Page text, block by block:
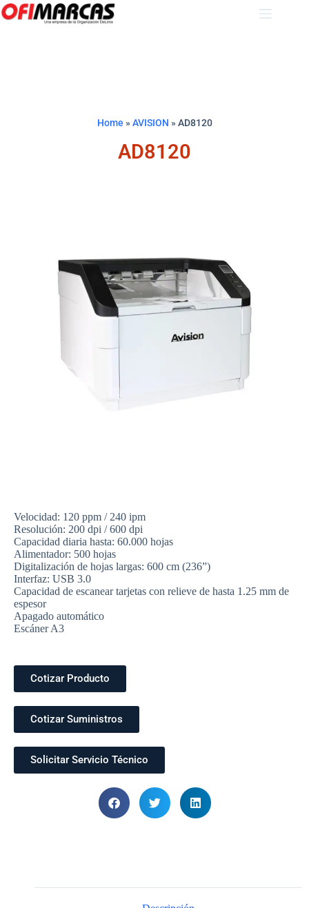
Home » AVISION » AD8120
AD8120
Velocidad: 120 ppm / 240 ipm
Resolución: 200 dpi / 600 dpi
Capacidad diaria hasta: 60.000 hojas
Alimentador: 500 hojas
Digitalización de hojas largas: 600 cm (236”)
Interfaz: USB 3.0
Capacidad de escanear tarjetas con relieve de hasta 1.25 mm de
espesor
Apagado automático
Escáner A3
Cotizar Producto
Cotizar Suministros
Solicitar Servicio Técnico